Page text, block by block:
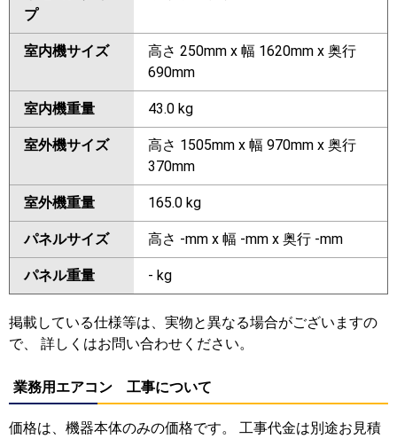
プ
室内機サイズ
高さ 250mm x 幅 1620mm x 奥行
690mm
室内機重量 43.0 kg
室外機サイズ
高さ 1505mm x 幅 970mm x 奥行
370mm
室外機重量 165.0 kg
パネルサイズ 高さ -mm x 幅 -mm x 奥行 -mm
パネル重量 - kg
掲載している仕様等は、実物と異なる場合がございますの
で、 詳しくはお問い合わせください。
業務用エアコン 工事について
価格は、機器本体のみの価格です。 工事代金は別途お見積